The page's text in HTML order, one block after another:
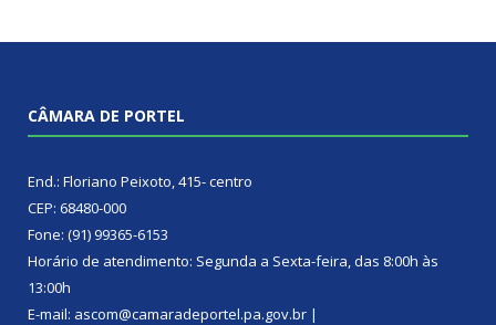
CÂMARA DE PORTEL
End.: Floriano Peixoto, 415- centro
CEP: 68480-000
Fone: (91) 99365-6153
Horário de atendimento: Segunda a Sexta-feira, das 8:00h às
13:00h
E-mail: ascom@camaradeportel.pa.gov.br |